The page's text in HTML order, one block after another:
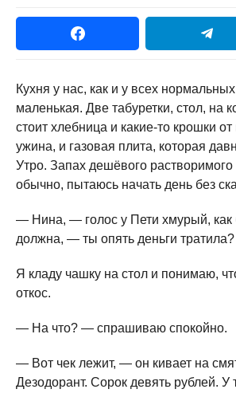
Кухня у нас, как и у всех
маленькая. Две табуретки, стол, на
стоит хлебница и какие-то крошки
ужина, и газовая плита, которая
Утро. Запах дешёвого
обычно, пытаюсь начать день без
— Нина, — голос у Пети хмурый, как
должна, — ты опять деньги тратила?
Я кладу чашку на стол и понимаю,
откос.
— На что? — спрашиваю спокойно.
— Вот чек лежит, — он кивает на
Дезодорант. Сорок девять рублей. У